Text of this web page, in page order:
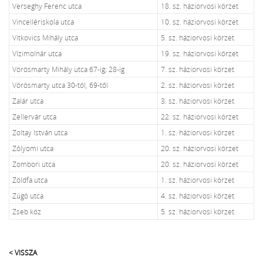
Verseghy Ferenc utca
18. sz. háziorvosi körzet
Vincellériskola utca
10. sz. háziorvosi körzet
Vitkovics Mihály utca
5. sz. háziorvosi körzet
Vízimolnár utca
19. sz. háziorvosi körzet
Vörösmarty Mihály utca 67-ig; 28-ig
7. sz. háziorvosi körzet
Vörösmarty utca 30-tól, 69-től
2. sz. háziorvosi körzet
Zalár utca
3. sz. háziorvosi körzet
Zellervár utca
22. sz. háziorvosi körzet
Zoltay István utca
1. sz. háziorvosi körzet
Zólyomi utca
20. sz. háziorvosi körzet
Zombori utca
20. sz. háziorvosi körzet
Zöldfa utca
1. sz. háziorvosi körzet
Zúgó utca
4. sz. háziorvosi körzet
Zseb köz
5. sz. háziorvosi körzet
< VISSZA